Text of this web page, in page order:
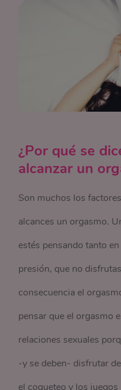
¿Por qué se
alcanzar un
Son muchos los
alcances un orgasmo.
estés pensando tanto
presión, que no
consecuencia el
pensar que el orgasmo
relaciones sexuales
-y se deben- disfrutar
el coqueteo y los juegos